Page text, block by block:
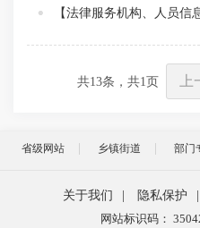
共13条，共1页
省级网站 乡镇街道 部门
关于我们 隐私保护
网站标识码：